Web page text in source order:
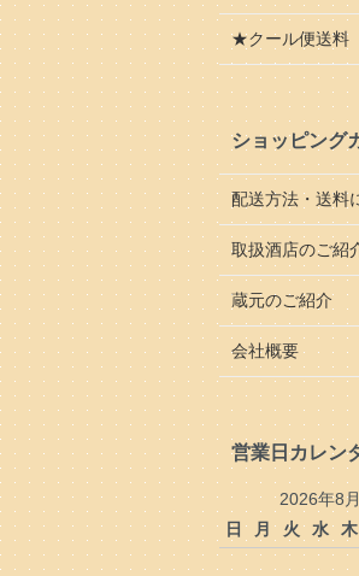
★クール便送料
ショッピング
配送方法・送料
取扱酒店のご紹
蔵元のご紹介
会社概要
営業日カレン
2026年8月
日
月 火 水 木